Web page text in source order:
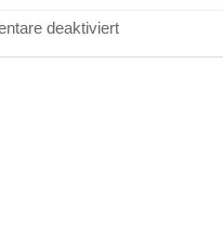
deaktiviertfür